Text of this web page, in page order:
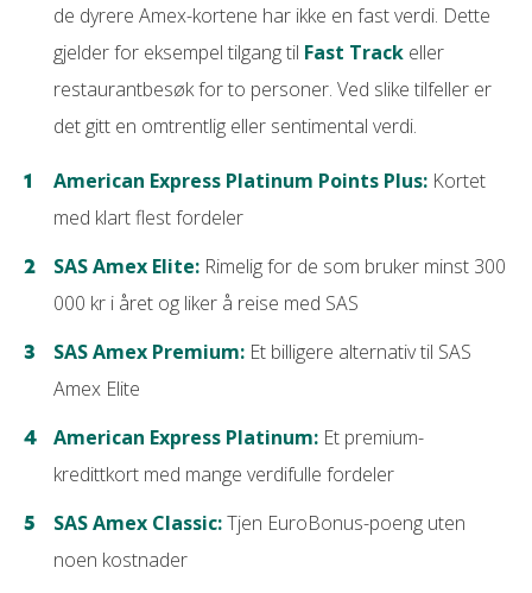
de dyrere Amex-kortene har ikke en fast verdi. Dette
gjelder for eksempel tilgang til Fast Track eller
restaurantbesøk for to personer. Ved slike tilfeller er
det gitt en omtrentlig eller sentimental verdi.
American Express Platinum Points Plus: Kortet
med klart flest fordeler
SAS Amex Elite: Rimelig for de som bruker minst 300
000 kr i året og liker å reise med SAS
SAS Amex Premium: Et billigere alternativ til SAS
Amex Elite
American Express Platinum: Et premium-
kredittkort med mange verdifulle fordeler
SAS Amex Classic:Tjen EuroBonus-poeng uten
noen kostnader